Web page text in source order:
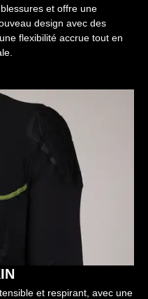
et offre une
design avec des
flexibilité accrue tout en
et respirant, avec une